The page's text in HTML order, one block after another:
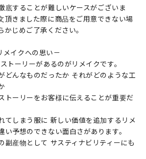
底することが難しいケースがございま
頂きました際に商品をご用意できない場
かじめご了承ください。
メイクへの思い－
トーリーがあるのがリメイクです。
どんなものだったか それがどのような工
トーリーをお客様に伝えることが重要だ
てしまう服に 新しい価値を追加するリメ
い予想のできない面白さがあります。
副産物として サスティナビリティーにも